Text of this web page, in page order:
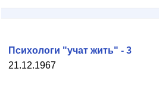
21.12.1967
Психологи "учат жить" - 3